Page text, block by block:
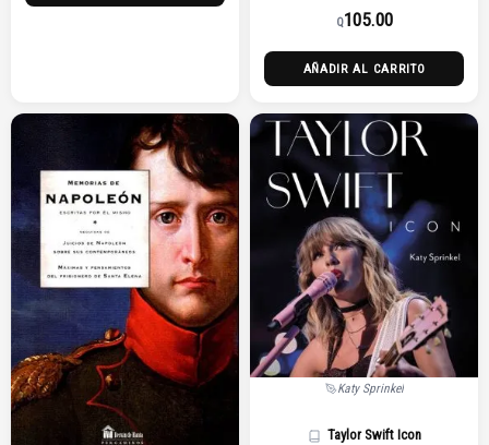
Q105.00
AÑADIR AL CARRITO
Katy Sprinkel
Taylor Swift Icon